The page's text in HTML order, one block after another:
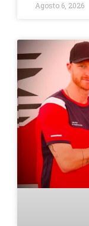
Agosto 6, 2026